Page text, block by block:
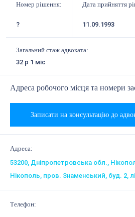
Номер рішення:
?
Дата прийняття
11.09.1993
Загальний стаж адвоката:
32 р 1 міс
Адреса робочого місця та номери
Записати на консультацію до
Адреса:
53200, Дніпропетровська обл.,
Нікополь, пров. Знаменський, буд. 2,
Телефон: